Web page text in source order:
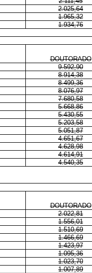
2.025,64
1.965,32
1.934,76
DOUTORADO
9.592,90
8.914,38
8.499,36
8.076,97
7.680,58
5.668,86
5.430,55
5.203,58
5.051,87
4.651,67
4.628,98
4.614,91
4.540,35
DOUTORADO
2.022,81
1.556,01
1.510,69
1.466,69
1.423,97
1.095,36
1.023,70
1.007,89